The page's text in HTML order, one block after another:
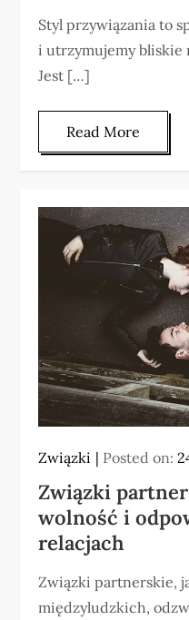
Styl przywiązania to
i utrzymujemy bliskie
Jest […]
Read More
Związki Posted on:
Związki
wolność i
relacjach
Związki partnerskie,
międzyludzkich,